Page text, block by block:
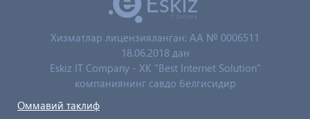
Хизматлар лицензияланган: AA № 0006511
18.06.2018 дан
Eskiz IT Company - XK "Best Internet Solution"
компаниянинг савдо белгисидир
Оммавий таклиф